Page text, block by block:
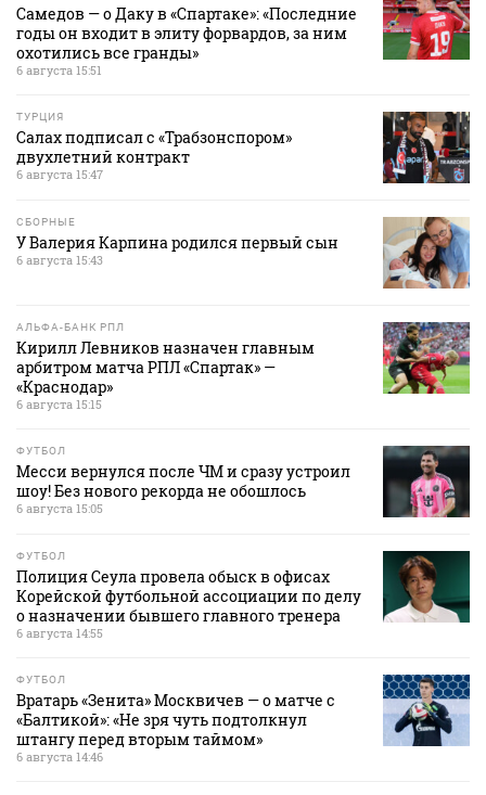
Самедов — о Даку в «Спартаке»: «Последние
годы он входит в элиту форвардов, за ним
охотились все гранды»
6 августа 15:51
ТУРЦИЯ
Салах подписал с «Трабзонспором»
двухлетний контракт
6 августа 15:47
СБОРНЫЕ
У Валерия Карпина родился первый сын
6 августа 15:43
АЛЬФА-БАНК РПЛ
Кирилл Левников назначен главным
арбитром матча РПЛ «Спартак» —
«Краснодар»
6 августа 15:15
ФУТБОЛ
Месси вернулся после ЧМ и сразу устроил
шоу! Без нового рекорда не обошлось
6 августа 15:05
ФУТБОЛ
Полиция Сеула провела обыск в офисах
Корейской футбольной ассоциации по делу
о назначении бывшего главного тренера
6 августа 14:55
ФУТБОЛ
Вратарь «Зенита» Москвичев — о матче с
«Балтикой»: «Не зря чуть подтолкнул
штангу перед вторым таймом»
6 августа 14:46